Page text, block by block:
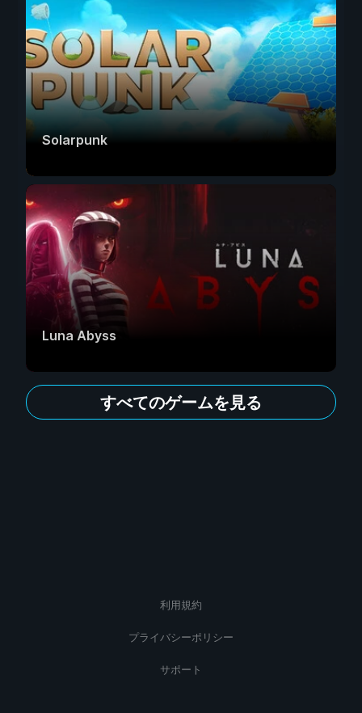
Solarpunk
Luna Abyss
すべてのゲームを見る
利用規約
プライバシーポリシー
サポート